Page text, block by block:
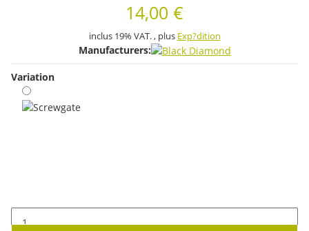
14,00 €
inclus 19% VAT. , plus Exp?dition
Manufacturers:
Variation